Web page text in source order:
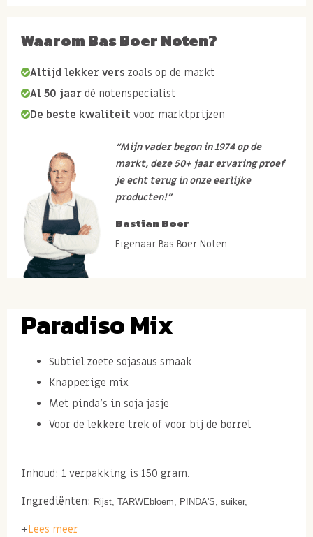
Waarom Bas Boer Noten?
Altijd lekker vers zoals op de markt
Al 50 jaar dé notenspecialist
De beste kwaliteit voor marktprijzen
“Mijn vader begon in 1974 op de
markt, deze 50+ jaar ervaring proef
je echt terug in onze eerlijke
producten!”
Bastian Boer
Eigenaar Bas Boer Noten
Paradiso Mix
Subtiel zoete sojasaus smaak
Knapperige mix
Met pinda's in soja jasje
Voor de lekkere trek of voor bij de borrel
Inhoud: 1 verpakking is 150 gram.
Ingrediënten: Rijst, TARWEbloem, PINDA'S, suiker,
maïszetmeel, SOJAsaus (water, SOJAboon, zout, TARWE),
Lees meer